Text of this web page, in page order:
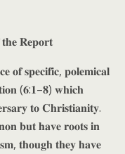
𝐑𝐞𝐩𝐨𝐫𝐭
𝐨𝐟 𝐬𝐩𝐞𝐜𝐢𝐟𝐢𝐜, 𝐩𝐨𝐥𝐞𝐦𝐢𝐜𝐚𝐥
(𝟔:𝟏–𝟖) 𝐰𝐡𝐢𝐜𝐡
𝐭𝐨 𝐂𝐡𝐫𝐢𝐬𝐭𝐢𝐚𝐧𝐢𝐭𝐲.
𝐛𝐮𝐭 𝐡𝐚𝐯𝐞 𝐫𝐨𝐨𝐭𝐬 𝐢𝐧
𝐭𝐡𝐨𝐮𝐠𝐡 𝐭𝐡𝐞𝐲 𝐡𝐚𝐯𝐞